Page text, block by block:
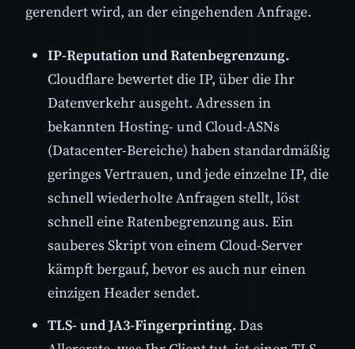
gerendert wird, an der eingehenden Anfrage.
IP-Reputation und Ratenbegrenzung.
Cloudflare bewertet die IP, über die Ihr
Datenverkehr ausgeht. Adressen in
bekannten Hosting- und Cloud-ASNs
(Datacenter-Bereiche) haben standardmäßig
geringes Vertrauen, und jede einzelne IP, die
schnell wiederholte Anfragen stellt, löst
schnell eine Ratenbegrenzung aus. Ein
sauberes Skript von einem Cloud-Server
kämpft bergauf, bevor es auch nur einen
einzigen Header sendet.
TLS- und JA3-Fingerprinting. Das